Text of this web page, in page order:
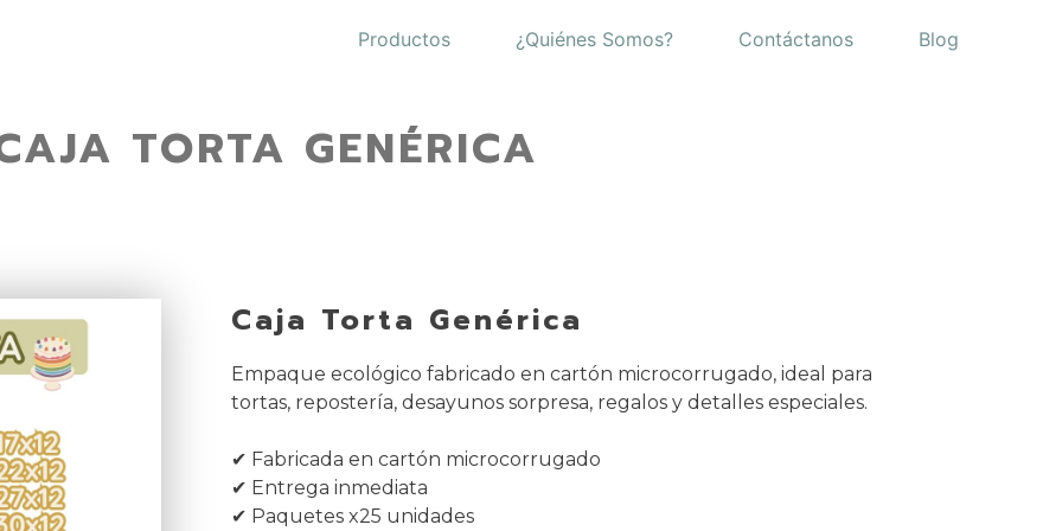
Productos ¿Quiénes Somos? Contáctanos Blog
TORTA GENÉRICA
Caja Torta Genérica
Empaque ecológico fabricado en cartón microcorrugado, ideal para
tortas, repostería, desayunos sorpresa, regalos y detalles especiales.
✔ Fabricada en cartón microcorrugado
✔ Entrega inmediata
✔ Paquetes x25 unidades